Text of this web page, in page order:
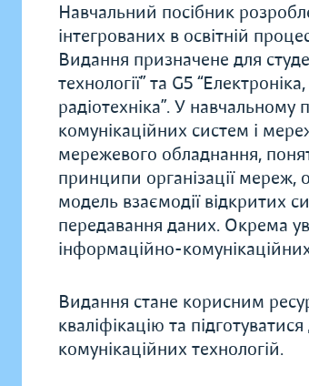
Навчальний посібник
інтегрованих в освітній
Видання призначене для
технології” та G5
радіотехніка”. У
комунікаційних систем і
мережевого обладнання,
принципи організації мереж,
модель взаємодії відкритих
передавання даних. Окрема
інформаційно-
Видання стане корисним
кваліфікацію та
комунікаційних технологій.